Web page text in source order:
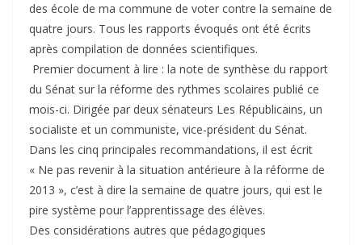
des école de ma commune de voter contre la semaine de
quatre jours. Tous les rapports évoqués ont été écrits
après compilation de données scientifiques.
Premier document à lire : la note de synthèse du rapport
du Sénat sur la réforme des rythmes scolaires publié ce
mois-ci. Dirigée par deux sénateurs Les Républicains, un
socialiste et un communiste, vice-président du Sénat.
Dans les cinq principales recommandations, il est écrit
« Ne pas revenir à la situation antérieure à la réforme de
2013 », c’est à dire la semaine de quatre jours, qui est le
pire système pour l’apprentissage des élèves.
Des considérations autres que pédagogiques